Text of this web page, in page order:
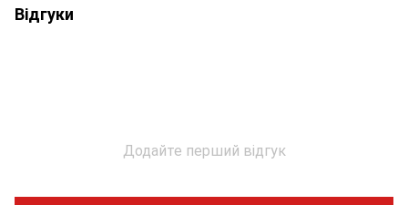
Відгуки
Додайте перший відгук